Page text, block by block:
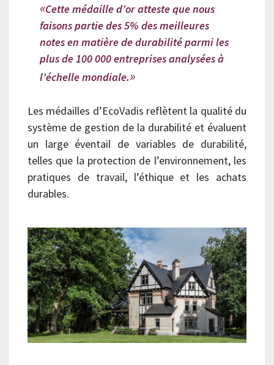
Cette médaille d’or atteste que nous
faisons partie des 5% des meilleures
notes en matière de durabilité parmi les
plus de 100 000 entreprises analysées à
l’échelle mondiale.
Les médailles d’EcoVadis reflètent la qualité du
système de gestion de la durabilité et évaluent
un large éventail de variables de durabilité,
telles que la protection de l’environnement, les
pratiques de travail, l’éthique et les achats
durables.